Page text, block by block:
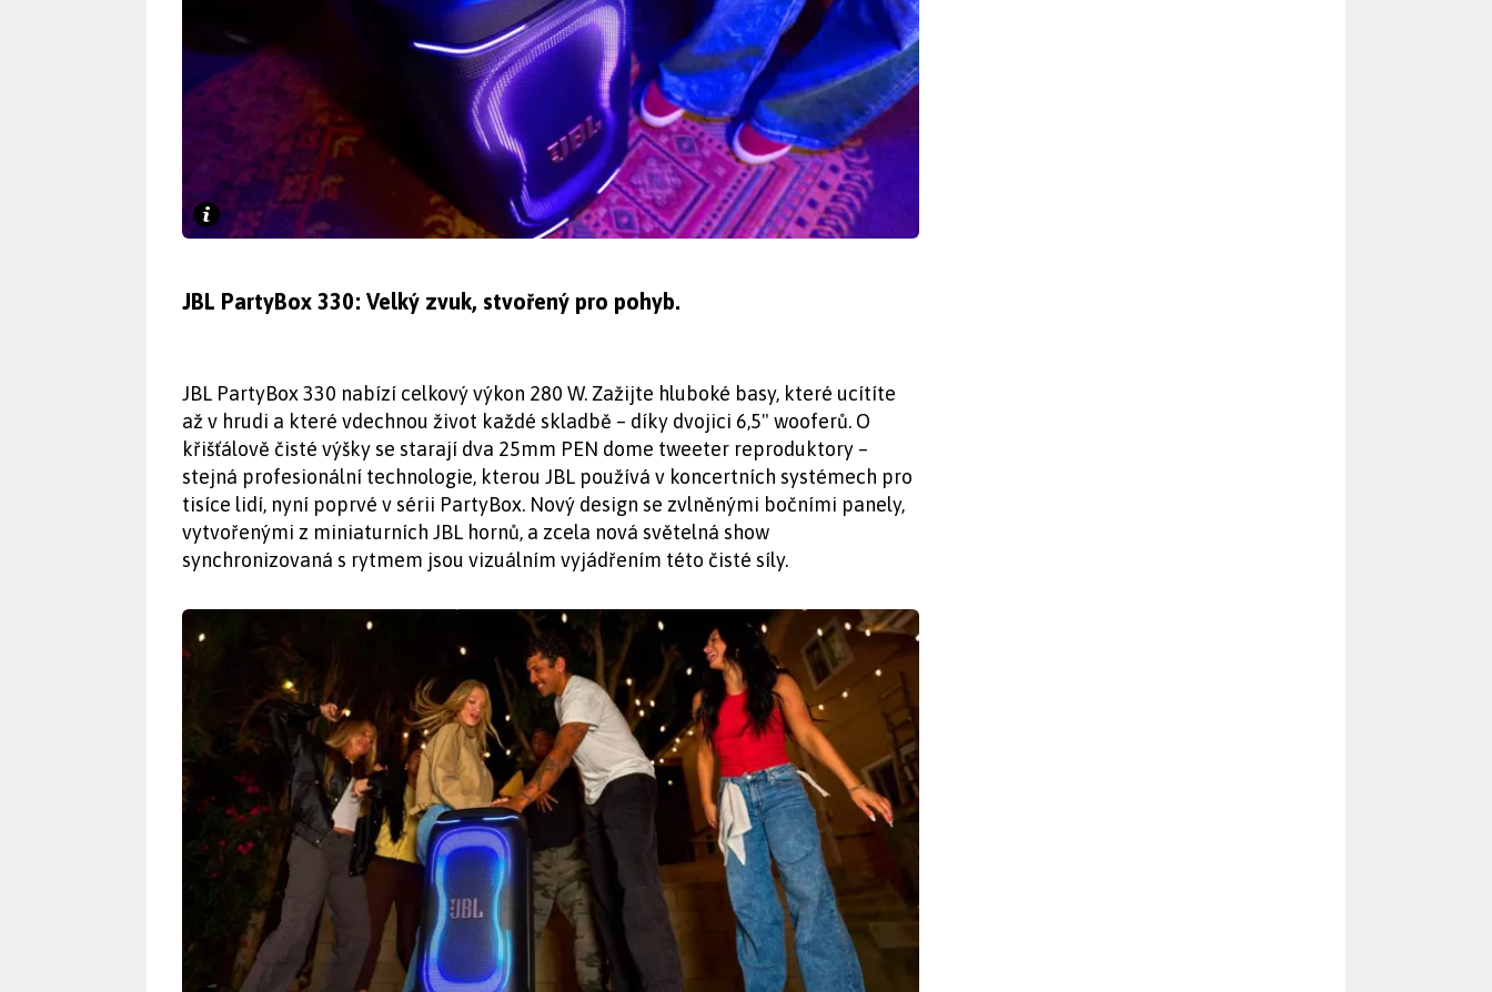
JBL PartyBox 330: Velký zvuk, stvořený pro pohyb.
JBL PartyBox 330 nabízí celkový výkon 280 W. Zažijte hluboké basy, které ucítíte
až v hrudi a které vdechnou život každé skladbě – díky dvojici 6,5" wooferů. O
křišťálově čisté výšky se starají dva 25mm PEN dome tweeter reproduktory –
stejná profesionální technologie, kterou JBL používá v koncertních systémech pro
tisíce lidí, nyní poprvé v sérii PartyBox. Nový design se zvlněnými bočními panely,
vytvořenými z miniaturních JBL hornů, a zcela nová světelná show
synchronizovaná s rytmem jsou vizuálním vyjádřením této čisté síly.